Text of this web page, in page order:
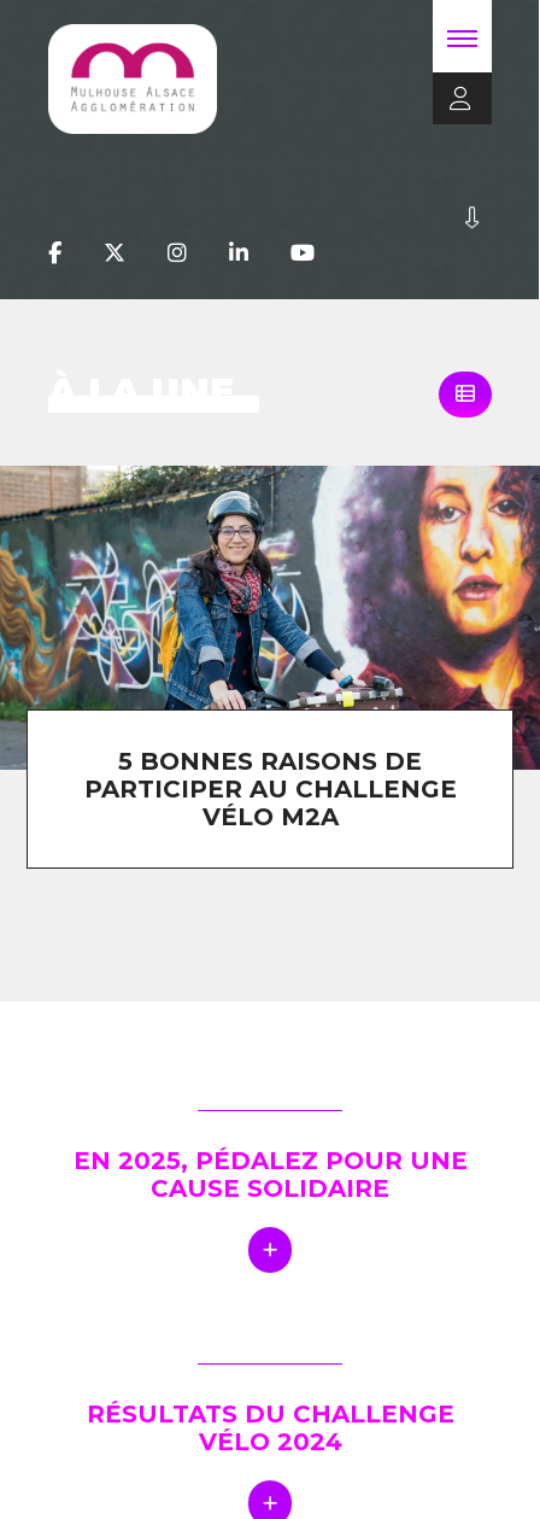
5 BONNES RAISONS DE
PARTICIPER AU CHALLENGE
VÉLO M2A
EN 2025, PÉDALEZ POUR UNE
CAUSE SOLIDAIRE
RÉSULTATS DU CHALLENGE
VÉLO 2024